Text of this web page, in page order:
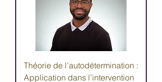
Théorie de l’autodétermination :
Application dans l’intervention